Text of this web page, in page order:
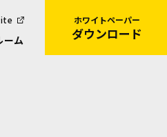
ーム
ホワイトペーパー
ダウンロード